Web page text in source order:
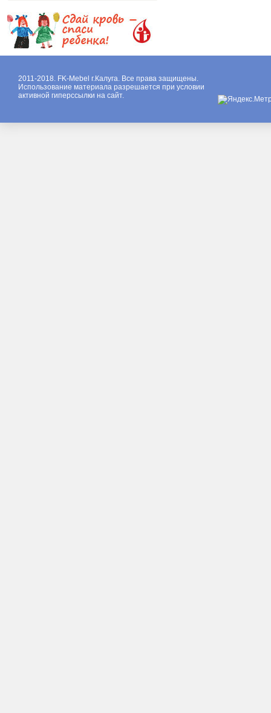
2011-2018. FK-Mebel г.Калуга. Все права защищены.
Использование материала разрешается при условии
активной гиперссылки на сайт.